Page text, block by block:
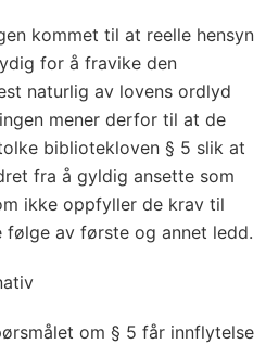
kommet til at reelle hensyn
for å fravike den
naturlig av lovens ordlyd
mener derfor til at de
bibliotekloven § 5 slik at
fra å gyldig ansette som
ikke oppfyller de krav til
av første og annet ledd.
om § 5 får innflytelse